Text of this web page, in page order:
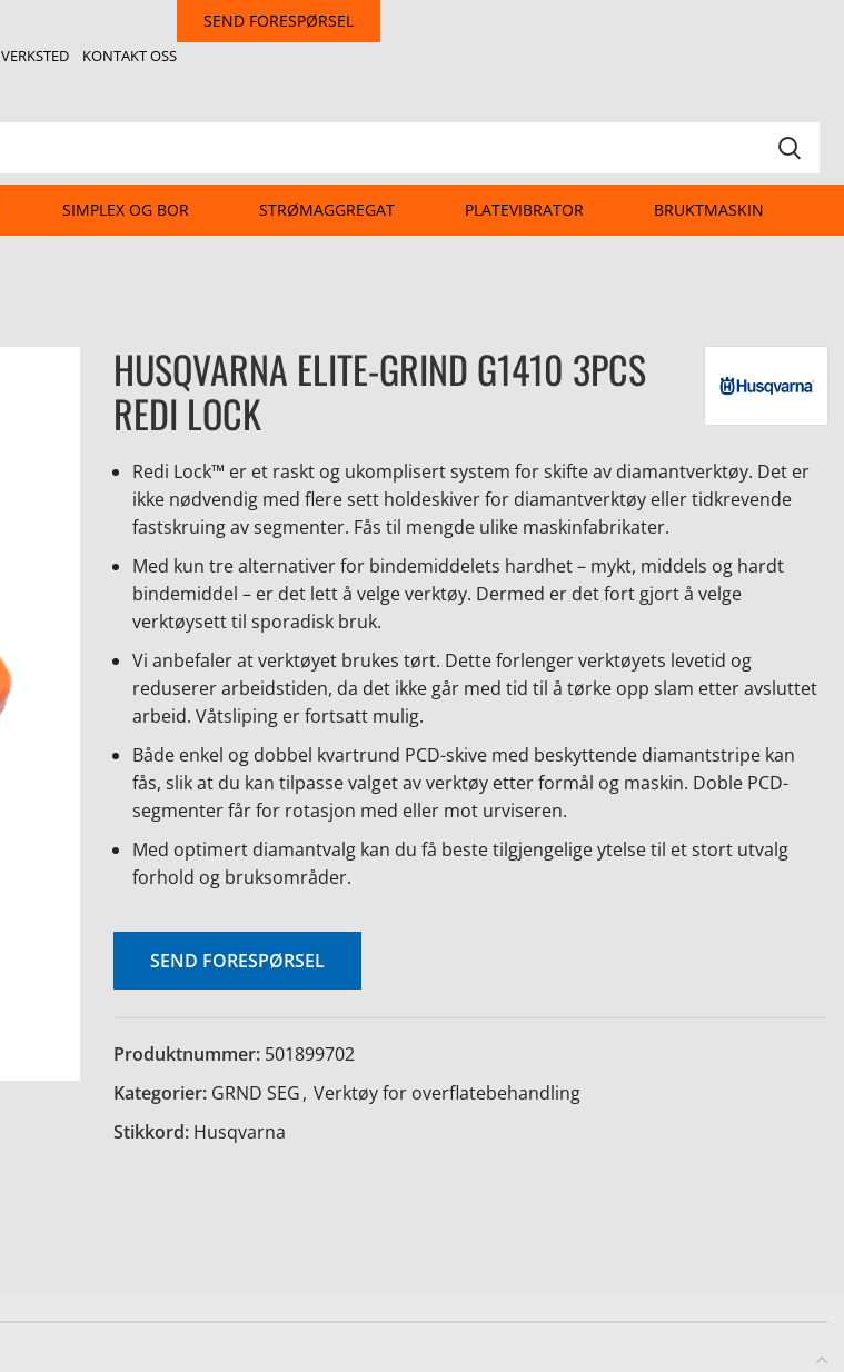
VERKSTED KONTAKT OSS
SEND FORESPØRSEL
SIMPLEX OG BOR STRØMAGGREGAT PLATEVIBRATOR BRUKTMASKIN
HUSQVARNA ELITE-GRIND G1410 3PCS
REDI LOCK
Redi Lock™ er et raskt og ukomplisert system for skifte av diamantverktøy. Det er
ikke nødvendig med flere sett holdeskiver for diamantverktøy eller tidkrevende
fastskruing av segmenter. Fås til mengde ulike maskinfabrikater.
Med kun tre alternativer for bindemiddelets hardhet – mykt, middels og hardt
bindemiddel – er det lett å velge verktøy. Dermed er det fort gjort å velge
verktøysett til sporadisk bruk.
Vi anbefaler at verktøyet brukes tørt. Dette forlenger verktøyets levetid og
reduserer arbeidstiden, da det ikke går med tid til å tørke opp slam etter avsluttet
arbeid. Våtsliping er fortsatt mulig.
Både enkel og dobbel kvartrund PCD-skive med beskyttende diamantstripe kan
fås, slik at du kan tilpasse valget av verktøy etter formål og maskin. Doble PCD-
segmenter får for rotasjon med eller mot urviseren.
Med optimert diamantvalg kan du få beste tilgjengelige ytelse til et stort utvalg
forhold og bruksområder.
SEND FORESPØRSEL
Produktnummer: 501899702
Kategorier: GRND SEG, Verktøy for overflatebehandling
Stikkord: Husqvarna